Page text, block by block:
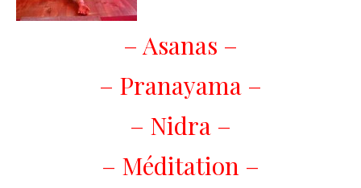
– Asanas –
– Pranayama –
– Nidra –
– Méditation –